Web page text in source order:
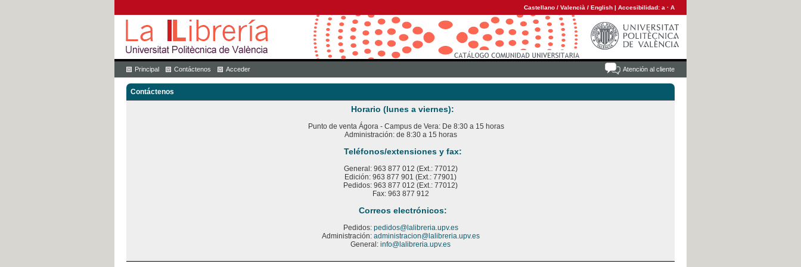
Castellano / Valencià / English | Accesibilidad: a · A
Atención al cliente
Principal Contáctenos Acceder
Contáctenos
Horario (lunes a viernes):
Punto de venta Ágora - Campus de Vera: De 8:30 a 15 horas
Administración: de 8:30 a 15 horas
Teléfonos/extensiones y fax:
General: 963 877 012 (Ext.: 77012)
Edición: 963 877 901 (Ext.: 77901)
Pedidos: 963 877 012 (Ext.: 77012)
Fax: 963 877 912
Correos electrónicos:
Pedidos: pedidos@lalibreria.upv.es
Administración: administracion@lalibreria.upv.es
General: info@lalibreria.upv.es